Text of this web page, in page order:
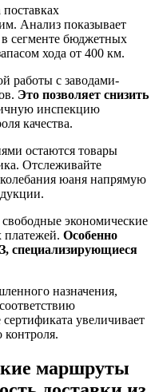
поставках
Анализ показывает
в сегменте бюджетных
хода от 400 км.
работы с заводами-
Это позволяет снизить
инспекцию
качества.
остаются товары
Отслеживайте
юаня напрямую
экономические
Особенно
специализирующиеся
назначения,
увеличивает
контроля.
маршруты